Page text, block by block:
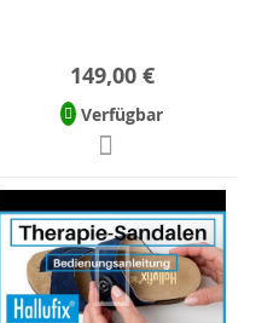
149,00 €
Verfügbar